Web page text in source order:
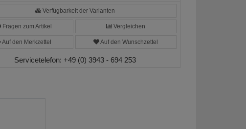
Verfügbarkeit der Varianten
Fragen zum Artikel Vergleichen
Auf den Merkzettel Auf den Wunschzettel
Servicetelefon:+49 (0) 3943 - 694 253